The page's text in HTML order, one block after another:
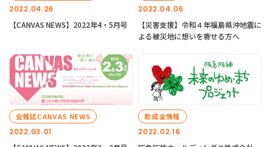
2022.04.26
【CANVAS NEWS】2022年4・5月号
2022.04.06
【災害支援】令和４年福島県沖地震に
よる被災地に想いを寄せる方へ
2022.03.01
会報誌CANVAS NEWS
2022.02.16
助成金情報